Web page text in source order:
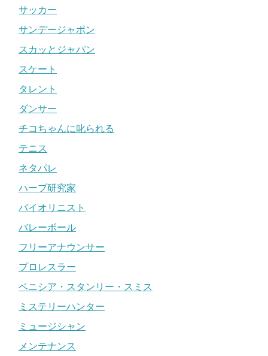
サッカー
サンデージャポン
スカッとジャパン
スケート
タレント
ダンサー
チコちゃんに叱られる
テニス
ネタパレ
ハーブ研究家
バイオリニスト
バレーボール
フリーアナウンサー
プロレスラー
ベニシア・スタンリー・スミス
ミステリーハンター
ミュージシャン
メンテナンス